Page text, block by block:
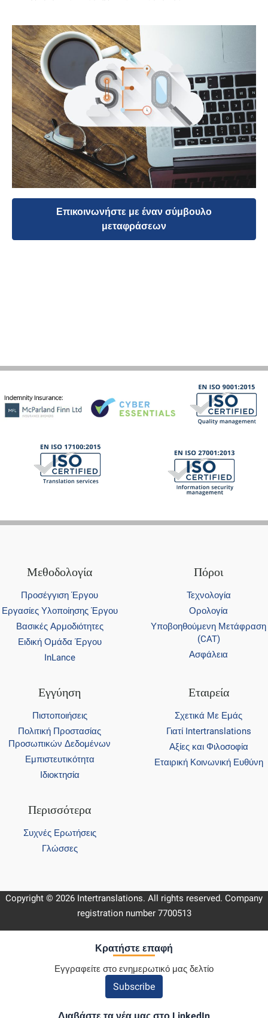
Επικοινωνήστε με έναν σύμβουλο
μεταφράσεων
Μεθοδολογία
Προσέγγιση Έργου
Εργασίες Υλοποίησης Έργου
Βασικές Αρμοδιότητες
Ειδική Ομάδα Έργου
InLance
Πόροι
Τεχνολογία
Ορολογία
Υποβοηθούμενη Μετάφραση
(CAT)
Ασφάλεια
Εγγύηση
Πιστοποιήσεις
Πολιτική Προστασίας
Προσωπικών Δεδομένων
Εμπιστευτικότητα
Ιδιοκτησία
Εταιρεία
Σχετικά Με Εμάς
Γιατί Intertranslations
Αξίες και Φιλοσοφία
Εταιρική Κοινωνική Ευθύνη
Περισσότερα
Συχνές Ερωτήσεις
Γλώσσες
Copyright © 2026 Intertranslations. All rights reserved. Company
registration number 7700513
Κρατήστε επαφή
Εγγραφείτε στο ενημερωτικό μας δελτίο
Subscribe